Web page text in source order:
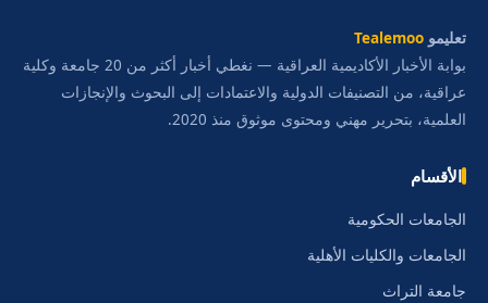
تعليمو Tealemoo
بوابة الأخبار الأكاديمية العراقية — نغطي أخبار أكثر من 20 جامعة وكلية
عراقية، من التصنيفات الدولية والاعتمادات إلى البحوث والإنجازات
العلمية، بتحرير مهني ومحتوى موثوق منذ 2020.
الأقسام
الجامعات الحكومية
الجامعات والكليات الأهلية
جامعة التراث